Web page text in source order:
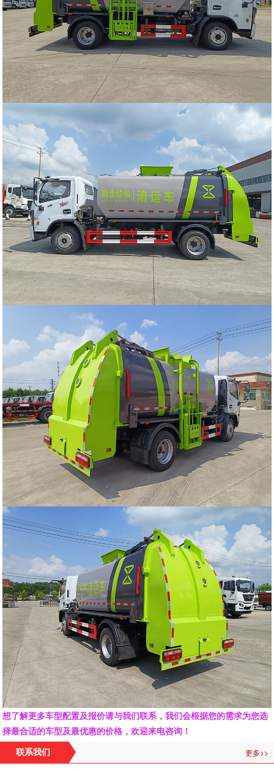
想了解更多车型配置及报价请与我们联系，我们会根据您的需求为您选
择最合适的车型及最优惠的价格，欢迎来电咨询！
联系我们 更多>>